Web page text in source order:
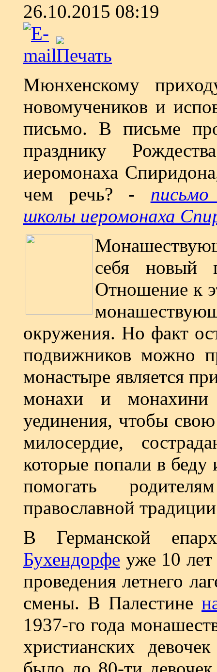
26.10.2015 08:19
Мюнхенскому
новомучеников и
письмо. В письме
празднику
иеромонаха
чем речь? -
школы иеромонаха
себя новый
Отношение к
окружения. Но факт
подвижников можно
монастыре является
монахи и монахини
уединения, чтобы
милосердие,
которые попали в
помогать
православной
В Германской
Бухендорфе уже 10 лет
проведения летнего
смены. В Палестине
1937-го года
христианских